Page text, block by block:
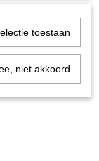
veeleisende
toestaan
niet akkoord